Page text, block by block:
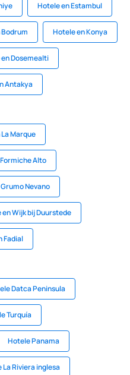
Hotele en Estambul
Hotele en Konya
Dosemealti
Antakya
Marque
Alto
Nevano
Wijk bij Duurstede
Fadial
Datca Peninsula
Turquía
Hotele Panama
La Riviera inglesa